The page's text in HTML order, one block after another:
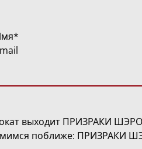
выходит ПРИЗРАКИ
поближе: ПРИЗРАКИ